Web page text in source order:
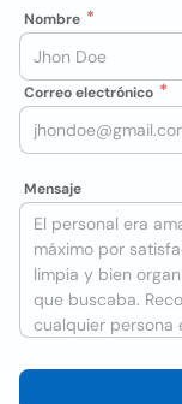
Nombre
Correo electrónico
Mensaje